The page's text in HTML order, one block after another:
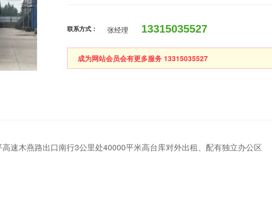
联系方式： 张经理 13315035527
成为网站会员会有更多服务 13315035527
速木燕路出口南行3公里处40000平米高台库对外出租、配有独立办公区